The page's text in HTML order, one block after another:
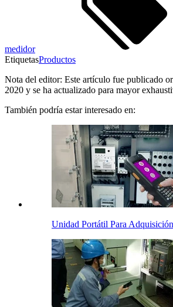
medidor
EtiquetasProductos
Nota del editor: Este artículo fue publicado
2020 y se ha actualizado para mayor
También podría estar interesado en:
Unidad Portátil Para